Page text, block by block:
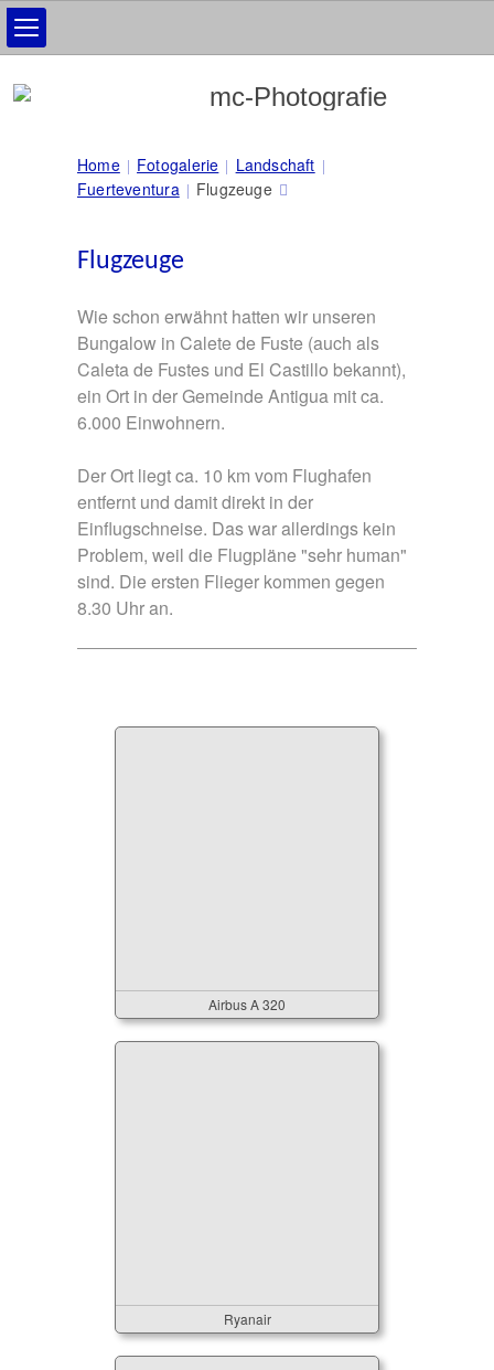
Home Fotogalerie
Landschaft
Fuerteventura
Flugzeuge
Flugzeuge
Wie schon erwähnt hatten wir unseren
Bungalow in Calete de Fuste (auch als
Caleta de Fustes und El Castillo bekannt),
ein Ort in der Gemeinde Antigua mit ca.
6.000 Einwohnern.
Der Ort liegt ca. 10 km vom Flughafen
entfernt und damit direkt in der
Einflugschneise. Das war allerdings kein
Problem, weil die Flugpläne "sehr human"
sind. Die ersten Flieger kommen gegen
8.30 Uhr an.
Airbus A 320
Ryanair